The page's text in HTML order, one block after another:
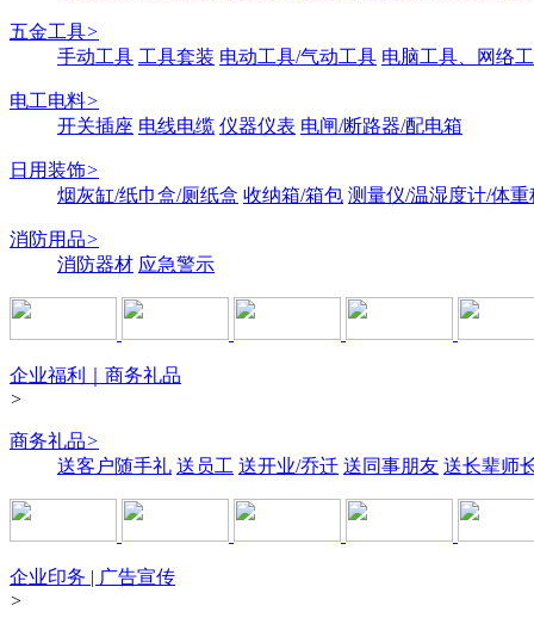
五金工具>
手动工具 工具套装 电动工具/气动工具 电脑工具、网络
电工电料>
开关插座 电线电缆 仪器仪表 电闸/断路器/配电箱
日用装饰>
烟灰缸/纸巾盒/厕纸盒 收纳箱/箱包 测量仪/温湿度计/体重
消防用品>
消防器材 应急警示
企业福利｜商务礼品
>
商务礼品>
送客户随手礼 送员工 送开业/乔迁 送同事朋友 送长辈师
企业印务 | 广告宣传
>